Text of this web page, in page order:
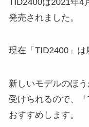
発売されました。
現在「TID2400」は
新しいモデルのほ
受けられるので、
おすすめします。